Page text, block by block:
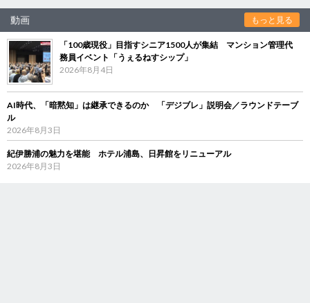
動画 もっと見る
「100歳現役」目指すシニア1500人が集結 マンション管理代
務員イベント「うぇるねすシップ」
2026年8月4日
AI時代、「暗黙知」は継承できるのか 「デジブレ」説明会／ラウンドテーブ
ル
2026年8月3日
紀伊勝浦の魅力を堪能 ホテル浦島、日昇館をリニューアル
2026年8月3日